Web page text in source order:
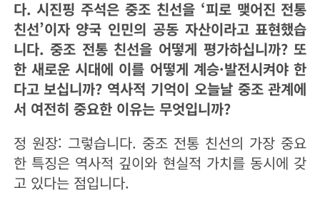
다. 시진핑 주석은 중조 친선을 ‘피로 맺어진 전통
친선’이자 양국 인민의 공동 자산이라고 표현했습
니다. 중조 전통 친선을 어떻게 평가하십니까? 또
한 새로운 시대에 이를 어떻게 계승·발전시켜야 한
다고 보십니까? 역사적 기억이 오늘날 중조 관계에
서 여전히 중요한 이유는 무엇입니까?
정 원장: 그렇습니다. 중조 전통 친선의 가장 중요
한 특징은 역사적 깊이와 현실적 가치를 동시에 갖
고 있다는 점입니다.